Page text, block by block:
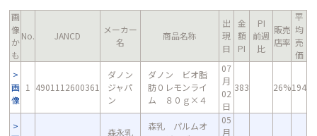
画
像
か
も
No. JANCD
メーカー
名
商品名称
出
現
日
金
額
PI
PI
前週
比
販売
店率
平
均
売
価
画
像
1 4901112600361
ダノン
ジャパ
ン
ダノン ビオ脂
肪０レモンライ
ム ８０ｇ×４
07
月
02
日
383 26%194
森永乳
森乳 パルムオ
05
月